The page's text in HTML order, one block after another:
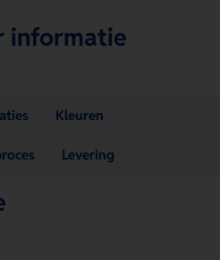
informatie
Kleuren
Levering